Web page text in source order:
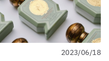
2023/06/18